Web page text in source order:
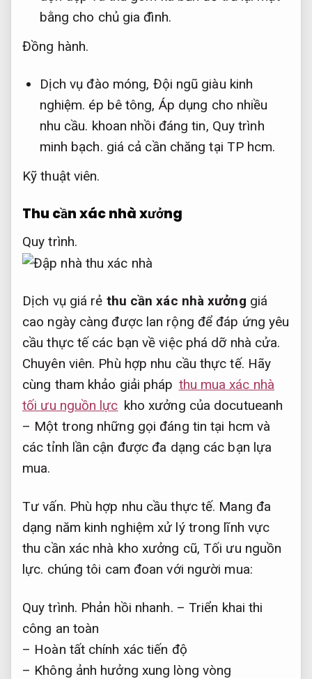
bằng cho chủ gia đình.
Đồng hành.
Dịch vụ đào móng, Đội ngũ giàu kinh
nghiệm. ép bê tông, Áp dụng cho nhiều
nhu cầu. khoan nhồi đáng tin, Quy trình
minh bạch. giá cả cần chăng tại TP hcm.
Kỹ thuật viên.
Thu cần xác nhà xưởng
Quy trình.
Dịch vụ giá rẻ thu cần xác nhà xưởng giá
cao ngày càng được lan rộng để đáp ứng yêu
cầu thực tế các bạn về việc phá dỡ nhà cửa.
Chuyên viên. Phù hợp nhu cầu thực tế. Hãy
cùng tham khảo giải pháp thu mua xác nhà
tối ưu nguồn lực kho xưởng của docutueanh
– Một trong những gọi đáng tin tại hcm và
các tỉnh lần cận được đa dạng các bạn lựa
mua.
Tư vấn. Phù hợp nhu cầu thực tế. Mang đa
dạng năm kinh nghiệm xử lý trong lĩnh vực
thu cần xác nhà kho xưởng cũ, Tối ưu nguồn
lực. chúng tôi cam đoan với người mua:
Quy trình. Phản hồi nhanh. – Triển khai thi
công an toàn
– Hoàn tất chính xác tiến độ
– Không ảnh hưởng xung lòng vòng